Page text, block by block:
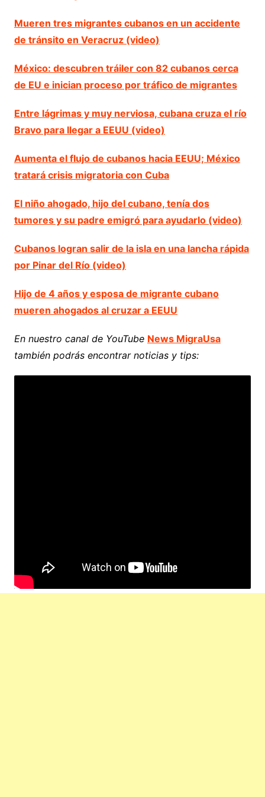
Mueren tres migrantes cubanos en un accidente
de tránsito en Veracruz (video)
México: descubren tráiler con 82 cubanos cerca
de EU e inician proceso por tráfico de migrantes
Entre lágrimas y muy nerviosa, cubana cruza el río
Bravo para llegar a EEUU (video)
Aumenta el flujo de cubanos hacia EEUU; México
tratará crisis migratoria con Cuba
El niño ahogado, hijo del cubano, tenía dos
tumores y su padre emigró para ayudarlo (video)
Cubanos logran salir de la isla en una lancha rápida
por Pinar del Río (video)
Hijo de 4 años y esposa de migrante cubano
mueren ahogados al cruzar a EEUU
En nuestro canal de YouTube News MigraUsa
también podrás encontrar noticias y tips: